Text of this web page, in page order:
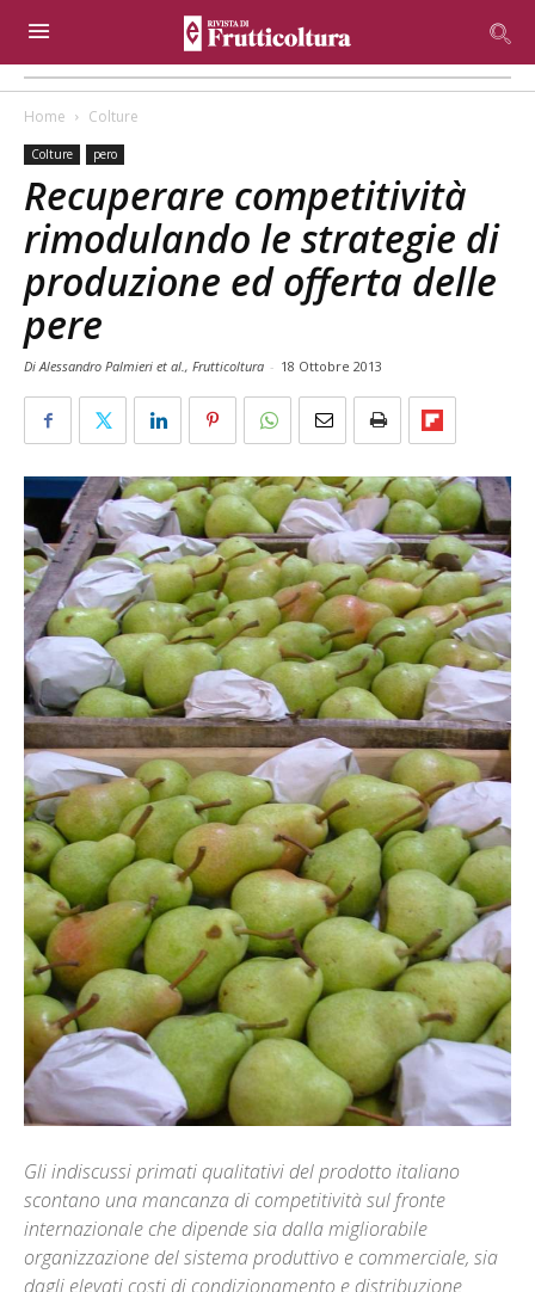
Home Colture
Colture pero
Recuperare competitività
rimodulando le strategie di
produzione ed offerta delle
pere
Di Alessandro Palmieri et al., Frutticoltura - 18 Ottobre 2013
Gli indiscussi primati qualitativi del prodotto italiano
scontano una mancanza di competitività sul fronte
internazionale che dipende sia dalla migliorabile
organizzazione del sistema produttivo e commerciale, sia
dagli elevati costi di condizionamento e distribuzione